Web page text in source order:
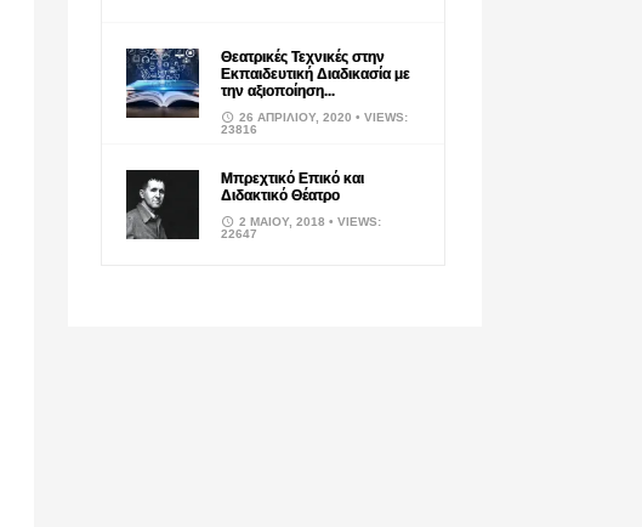
Θεατρικές Τεχνικές στην
Εκπαιδευτική Διαδικασία με
την αξιοποίηση...
26 ΑΠΡΙΛΊΟΥ, 2020 • VIEWS:
23816
Μπρεχτικό Επικό και
Διδακτικό Θέατρο
2 ΜΑΪ́ΟΥ, 2018 • VIEWS:
22647